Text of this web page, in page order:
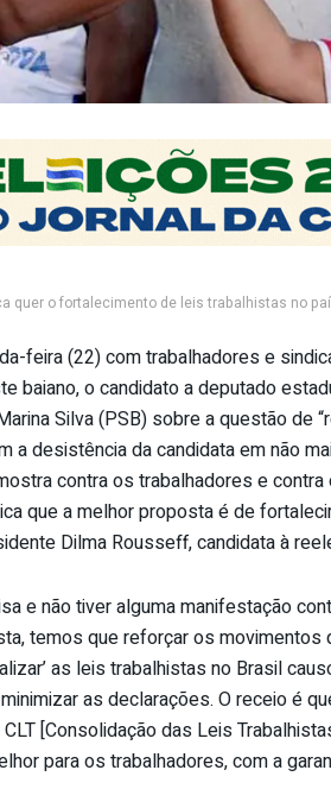
quer o fortalecimento de leis trabalhistas no
feira (22) com trabalhadores e
baiano, o candidato a deputado
Silva (PSB) sobre a questão de
a desistência da candidata em não
contra os trabalhadores e
que a melhor proposta é de
Dilma Rousseff, candidata à
e não tiver alguma manifestação
temos que reforçar os
as leis trabalhistas no Brasil
as declarações. O receio é
[Consolidação das Leis
para os trabalhadores, com a